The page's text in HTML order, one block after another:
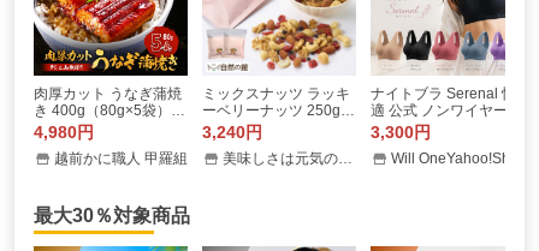
肉厚カット うなぎ蒲焼
き 400g（80g×5袋）カ
ット うなぎ きざみ タ
レ 山椒付き 送料無料
爆買
4,980円
越前かに職人 甲羅組
ミックスナッツ ラッキ
ーベリーナッツ 250g×
2 ナッツ くるみ カシュ
ーナ アーモンド クラン
ベリー 爆買
3,240円
美味しさは元気の源 自然の館
ナイトブラ Serenal 快
適 公式 ノンワイヤー
スポーツブラ 24時間 昼
夜兼用ブラ 美胸 垂れ防
止 谷間 バスト補正 育
3,300円
Will OneYahoo!Shop
最大30％対象商品